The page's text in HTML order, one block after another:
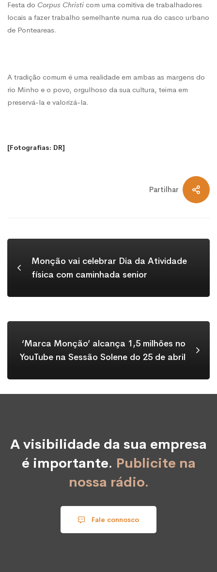
Festa do Corpus Christi com uma comitiva de trabalhadores
locais a fazer trabalho semelhante numa rua do casco urbano
de Ponteareas.
A tradição comum é uma realidade em ambas as margens do
rio Minho e o povo, orgulhoso da sua cultura, teima em
preservá-la e valorizá-la.
[Fotografias: DR]
Partilhar
Monção vai celebrar Dia da Atividade
física com caminhada senior
‘Marca Monção’ alcança 1,5 milhões no
YouTube na Sessão Solene do 25 de abril
A visibilidade da sua empresa
é importante. Publicite na
nossa rádio.
Fale connosco